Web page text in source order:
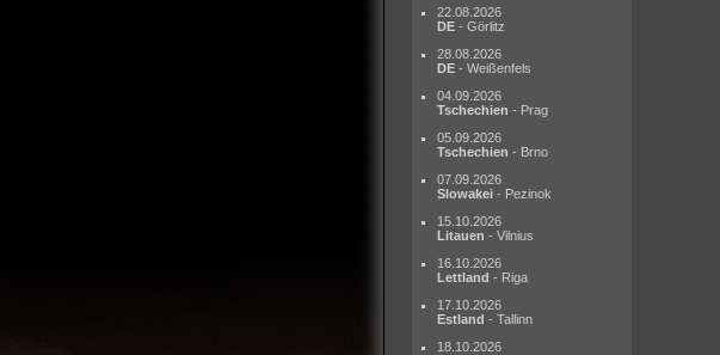
22.08.2026
DE - Görlitz
28.08.2026
DE - Weißenfels
04.09.2026
Tschechien - Prag
05.09.2026
Tschechien - Brno
07.09.2026
Slowakei - Pezinok
15.10.2026
Litauen - Vilnius
16.10.2026
Lettland - Riga
17.10.2026
Estland - Tallinn
18.10.2026